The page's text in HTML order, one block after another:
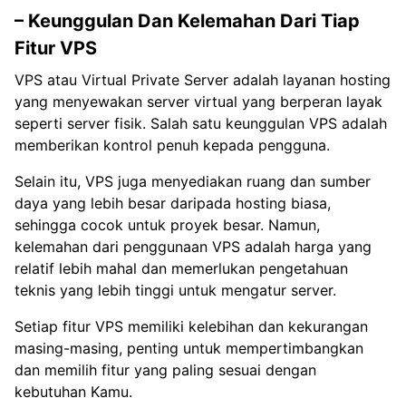
– Keunggulan Dan Kelemahan Dari Tiap
Fitur VPS
VPS atau Virtual Private Server adalah layanan hosting
yang menyewakan server virtual yang berperan layak
seperti server fisik. Salah satu keunggulan VPS adalah
memberikan kontrol penuh kepada pengguna.
Selain itu, VPS juga menyediakan ruang dan sumber
daya yang lebih besar daripada hosting biasa,
sehingga cocok untuk proyek besar. Namun,
kelemahan dari penggunaan VPS adalah harga yang
relatif lebih mahal dan memerlukan pengetahuan
teknis yang lebih tinggi untuk mengatur server.
Setiap fitur VPS memiliki kelebihan dan kekurangan
masing-masing, penting untuk mempertimbangkan
dan memilih fitur yang paling sesuai dengan
kebutuhan Kamu.